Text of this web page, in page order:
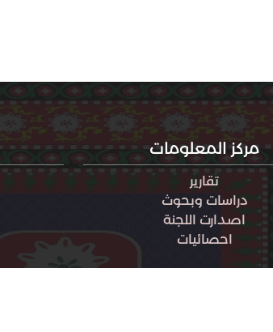
مركز المعلومات
تقارير
دراسات وبحوث
اصدارت اللجنة
احصائيات